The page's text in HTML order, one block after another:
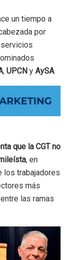
un tiempo a
por
, UPCN y AySA.
que la CGT no
, en
los trabajadores
más
las ramas